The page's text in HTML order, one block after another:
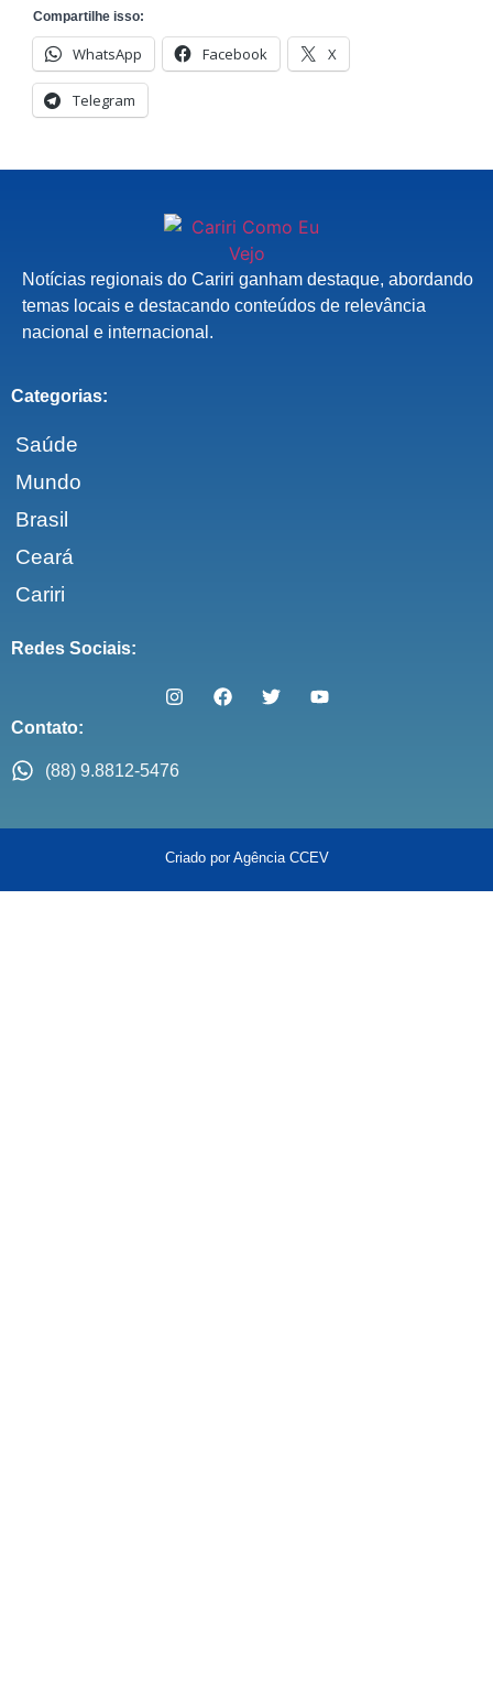
Compartilhe isso:
WhatsApp Facebook X
Telegram
Notícias regionais do Cariri ganham destaque, abordando
temas locais e destacando conteúdos de relevância
nacional e internacional.
Categorias:
Saúde
Mundo
Brasil
Ceará
Cariri
Redes Sociais:
Contato:
(88) 9.8812-5476
Criado por Agência CCEV